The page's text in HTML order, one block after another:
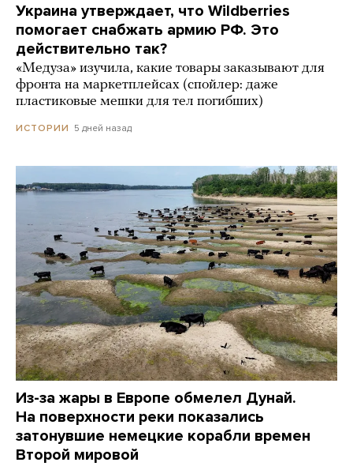
Украина утверждает, что Wildberries
помогает снабжать армию РФ. Это
действительно так?
«Медуза» изучила, какие товары заказывают для
фронта на маркетплейсах (спойлер: даже
пластиковые мешки для тел погибших)
ИСТОРИИ 5 дней назад
Из-за жары в Европе обмелел Дунай.
На поверхности реки показались
затонувшие немецкие корабли времен
Второй мировой